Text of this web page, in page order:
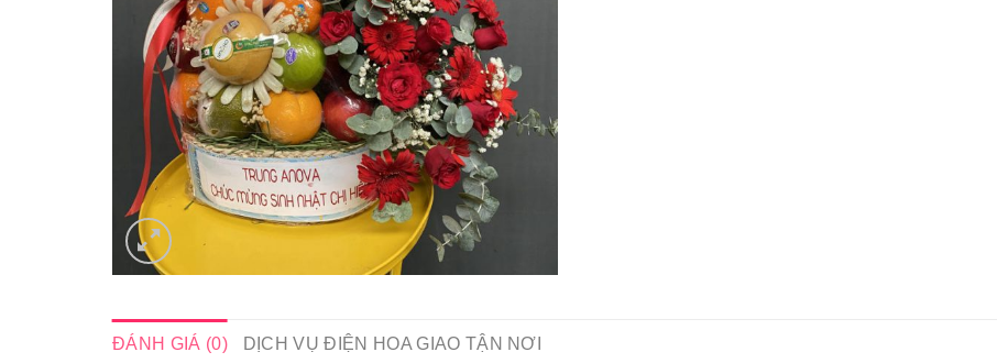
ĐÁNH GIÁ (0) DỊCH VỤ ĐIỆN HOA GIAO TẬN NƠI